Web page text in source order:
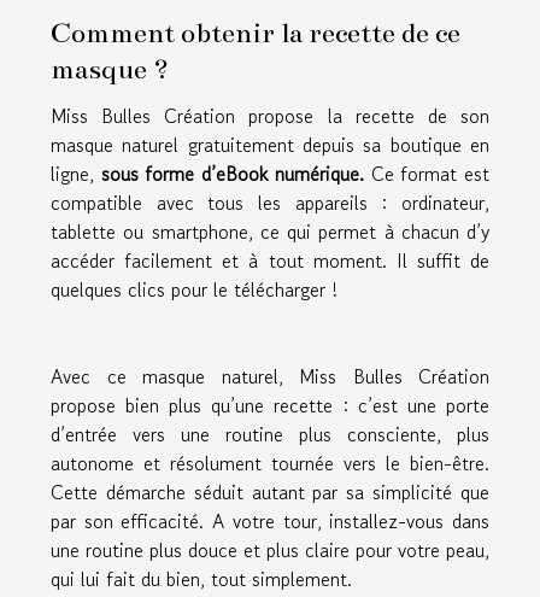
Comment obtenir la recette de ce
masque ?
Miss Bulles Création propose la recette de son
masque naturel gratuitement depuis sa boutique en
ligne, sous forme d’eBook numérique. Ce format est
compatible avec tous les appareils : ordinateur,
tablette ou smartphone, ce qui permet à chacun d’y
accéder facilement et à tout moment. Il suffit de
quelques clics pour le télécharger !
Avec ce masque naturel, Miss Bulles Création
propose bien plus qu’une recette : c’est une porte
d’entrée vers une routine plus consciente, plus
autonome et résolument tournée vers le bien-être.
Cette démarche séduit autant par sa simplicité que
par son efficacité. A votre tour, installez-vous dans
une routine plus douce et plus claire pour votre peau,
qui lui fait du bien, tout simplement.